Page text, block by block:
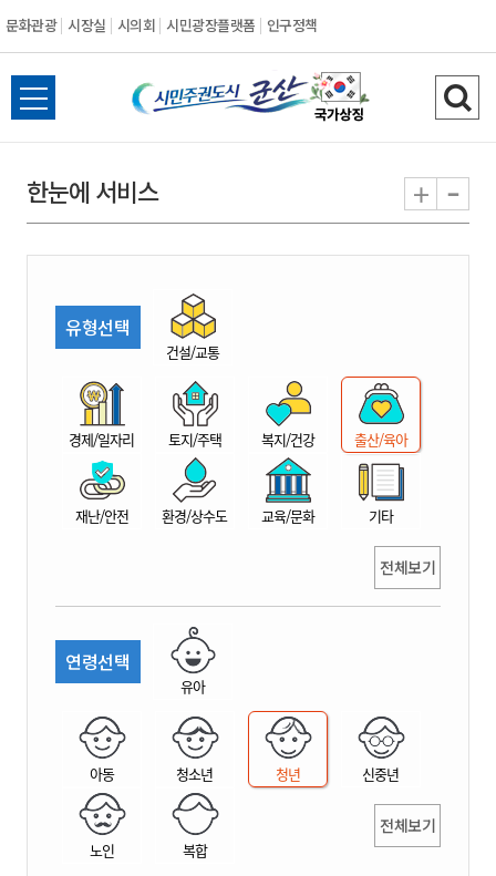
문화관광 시장실 시의회 시민광장플랫폼 인구정책
시
민
권
시
산
전
체
뉴
열
검
색
기
한눈에 서비스 + -
유형선택
건설/교통
경제/일자리 토지/주택 복지/건강 출산/육아
재난/안전 환경/상수도 교육/문화 기타
전체보기
연령선택
유아
아동 청소년 청년 신중년
노인 복합
전체보기